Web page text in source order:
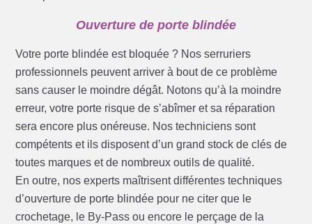
Ouverture de porte blindée
Votre porte blindée est bloquée ? Nos serruriers
professionnels peuvent arriver à bout de ce problème
sans causer le moindre dégât. Notons qu’à la moindre
erreur, votre porte risque de s’abîmer et sa réparation
sera encore plus onéreuse. Nos techniciens sont
compétents et ils disposent d’un grand stock de clés de
toutes marques et de nombreux outils de qualité.
En outre, nos experts maîtrisent différentes techniques
d’ouverture de porte blindée pour ne citer que le
crochetage, le By-Pass ou encore le perçage de la